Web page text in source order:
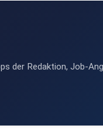
der Redaktion, Job-